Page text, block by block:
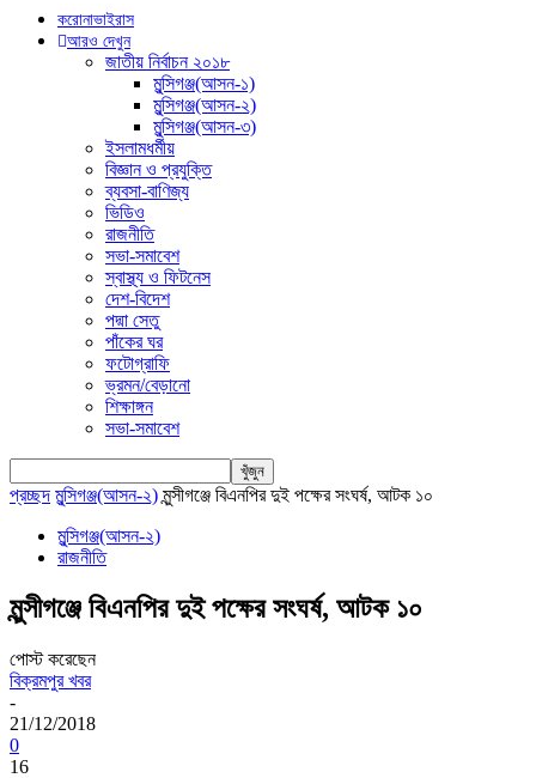
করোনাভাইরাস
আরও দেখুন
জাতীয় নির্বাচন ২০১৮
মুন্সিগঞ্জ(আসন-১)
মুন্সিগঞ্জ(আসন-২)
মুন্সিগঞ্জ(আসন-৩)
ইসলামধর্মীয়
বিজ্ঞান ও প্রযুক্তি
ব্যবসা-বাণিজ্য
ভিডিও
রাজনীতি
সভা-সমাবেশ
স্বাস্থ্য ও ফিটনেস
দেশ-বিদেশ
পদ্মা সেতু
পাঁকের ঘর
ফটোগ্রাফি
ভ্রমন/বেড়ানো
শিক্ষাঙ্গন
সভা-সমাবেশ
প্রচ্ছদ মুন্সিগঞ্জ(আসন-২) মুন্সীগঞ্জে বিএনপির দুই পক্ষের সংঘর্ষ, আটক ১০
মুন্সিগঞ্জ(আসন-২)
রাজনীতি
মুন্সীগঞ্জে বিএনপির দুই পক্ষের সংঘর্ষ, আটক ১০
পোস্ট করেছেন
বিক্রমপুর খবর
-
21/12/2018
0
16